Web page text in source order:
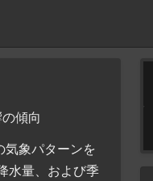
傾向
気象パターンを
水量、および季